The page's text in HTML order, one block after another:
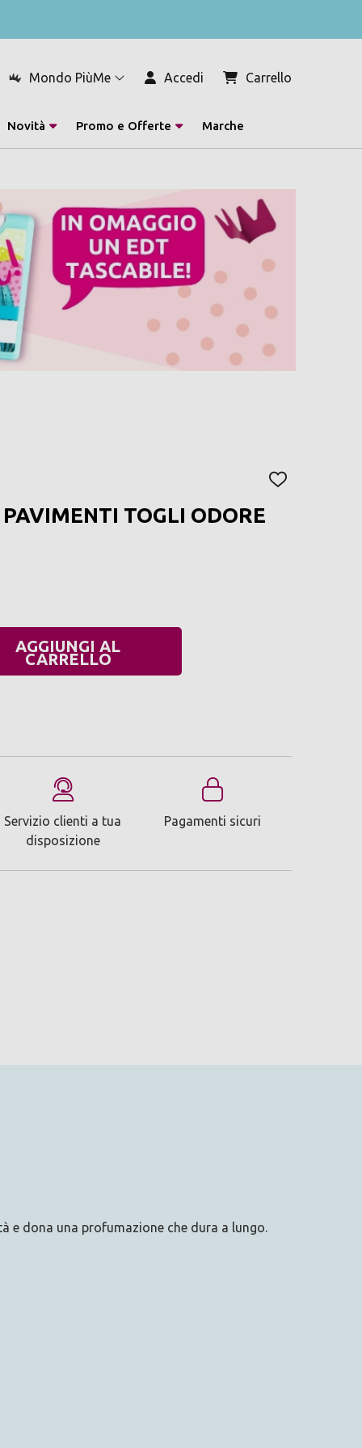
Mondo PiùMe Accedi Carrello
Novità Promo e Offerte Marche
AGGIUNGI
TOGLI ODORE
AGGIUNGI AL
CARRELLO
Servizio clienti a tua
disposizione
Pagamenti sicuri
dona una profumazione che dura a lungo.